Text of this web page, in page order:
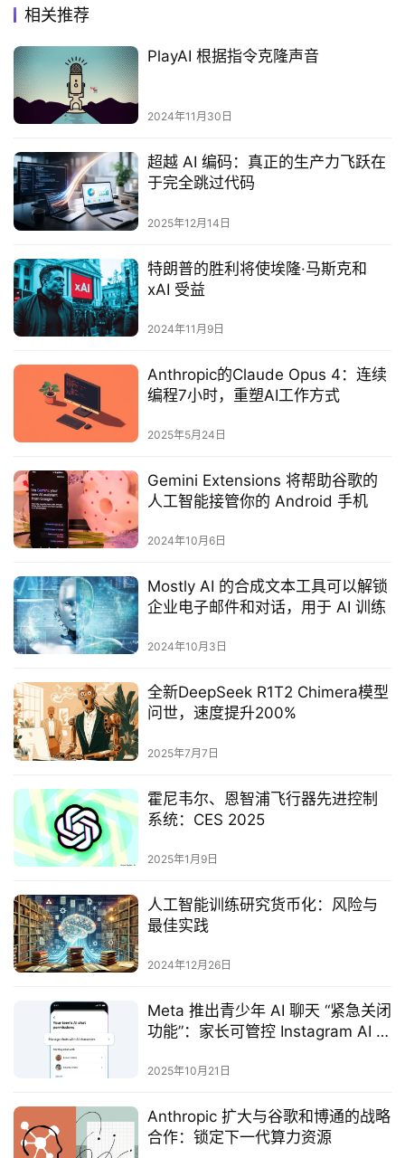
相关推荐
PlayAI 根据指令克隆声音
2024年11月30日
超越 AI 编码：真正的生产力飞跃在
于完全跳过代码
2025年12月14日
特朗普的胜利将使埃隆·马斯克和
xAI 受益
2024年11月9日
Anthropic的Claude Opus 4：连续
编程7小时，重塑AI工作方式
2025年5月24日
Gemini Extensions 将帮助谷歌的
人工智能接管你的 Android 手机
2024年10月6日
Mostly AI 的合成文本工具可以解锁
企业电子邮件和对话，用于 AI 训练
2024年10月3日
‌全新DeepSeek R1T2 Chimera模型
问世，速度提升200%‌
2025年7月7日
霍尼韦尔、恩智浦飞行器先进控制
系统：CES 2025
2025年1月9日
人工智能训练研究货币化：风险与
最佳实践
2024年12月26日
Meta 推出青少年 AI 聊天 “紧急关闭
功能”：家长可管控 Instagram AI 交
2025年10月21日
Anthropic 扩大与谷歌和博通的战略
合作：锁定下一代算力资源